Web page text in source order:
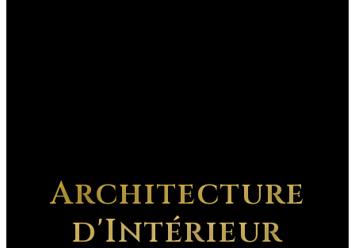
Architecture
d'Intérieur